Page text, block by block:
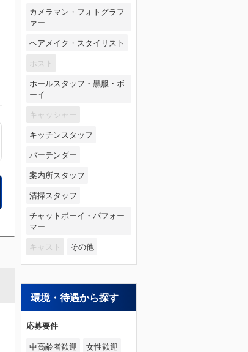
カメラマン・フォトグラフ
ァー
ヘアメイク・スタイリスト
ホスト
ホールスタッフ・黒服・ボ
ーイ
キャッシャー
キッチンスタッフ
バーテンダー
案内所スタッフ
清掃スタッフ
チャットボーイ・パフォー
マー
キャスト その他
環境・待遇から探す
応募要件
中高齢者歓迎 女性歓迎